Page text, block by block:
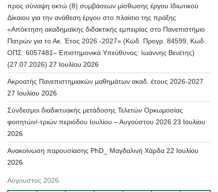
προς σύναψη οκτώ (8) συμβάσεων μίσθωσης έργου Ιδιωτικού
Δίκαιου για την ανάθεση έργου στο πλαίσιο της πράξης
«Απόκτηση ακαδημαϊκής διδακτικής εμπειρίας στο Πανεπιστήμιο
Πατρών για το Ακ. Έτος 2026 -2027» (Κώδ. Προγρ. 84599, Κωδ.
ΟΠΣ: 6057481– Επιστημονικά Υπεύθυνος: Ιωάννης Βενέτης)
(27.07.2026) 27 Ιουλίου 2026
Ακροατής Πανεπιστημιακών μαθημάτων ακαδ. έτους 2026-2027
27 Ιουλίου 2026
Σύνδεσμοι διαδικτυακής μετάδοσης Τελετών Ορκωμοσίας
φοιτητών/-τριών περιόδου Ιουλίου – Αυγούστου 2026 23 Ιουλίου
2026
Ανακοίνωση παρουσίασης PhD_ Μαγδαλινή Χάρδα 22 Ιουλίου
2026
Αύγουστος 2026